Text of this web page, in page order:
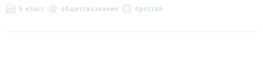
5 класс обществознание простая